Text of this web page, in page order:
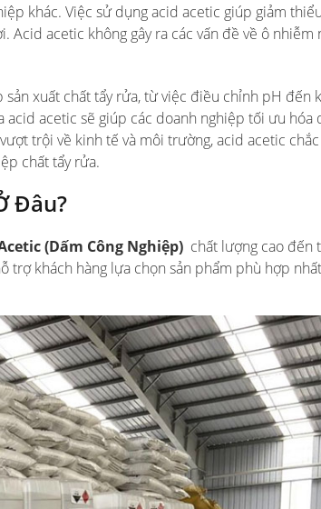
khác. Việc sử dụng acid acetic giúp giảm
acetic không gây ra các vấn đề về ô nhiễm
xuất chất tẩy rửa, từ việc điều chỉnh pH đến
acetic sẽ giúp các doanh nghiệp tối ưu hóa
trội về kinh tế và môi trường, acid acetic
chất tẩy rửa.
Đâu?
(Dấm Công Nghiệp) chất lượng cao đến
trợ khách hàng lựa chọn sản phẩm phù hợp